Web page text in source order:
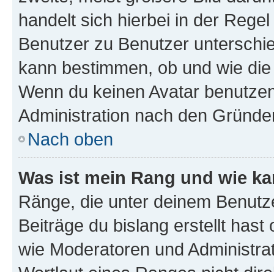
handelt sich hierbei in der
Benutzer zu Benutzer
kann bestimmen, ob und wie
Wenn du keinen Avatar
Administration nach den
Nach oben
Was ist mein Rang und wie
Ränge, die unter deinem
Beiträge du bislang erstellt
wie Moderatoren und